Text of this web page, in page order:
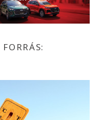
FORRÁS: